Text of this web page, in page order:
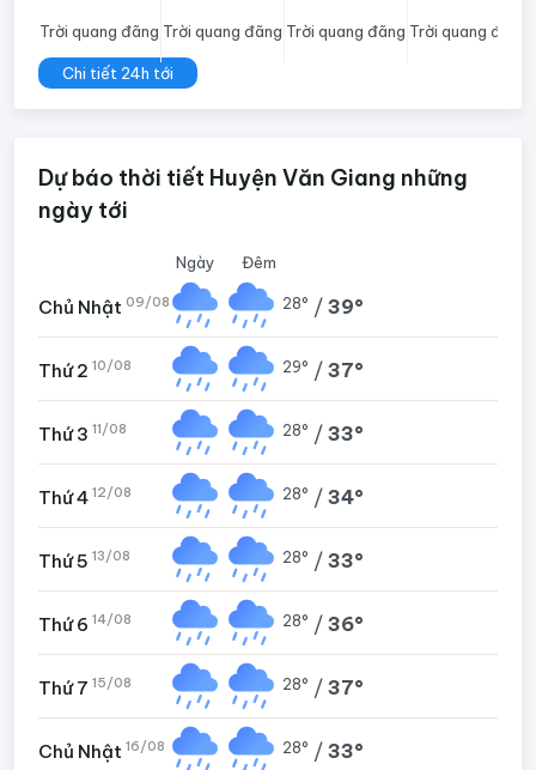
Trời quang đãng Trời quang đãng Trời quang đãng Trời quang đãng
Chi tiết 24h tới
Dự báo thời tiết Huyện Văn Giang những
ngày tới
Ngày Đêm
Chủ Nhật 09/08 28° / 39°
Thứ 2 10/08 29° / 37°
Thứ 3 11/08 28° / 33°
Thứ 4 12/08 28° / 34°
Thứ 5 13/08 28° / 33°
Thứ 6 14/08 28° / 36°
Thứ 7 15/08 28° / 37°
Chủ Nhật 16/08 28° / 33°